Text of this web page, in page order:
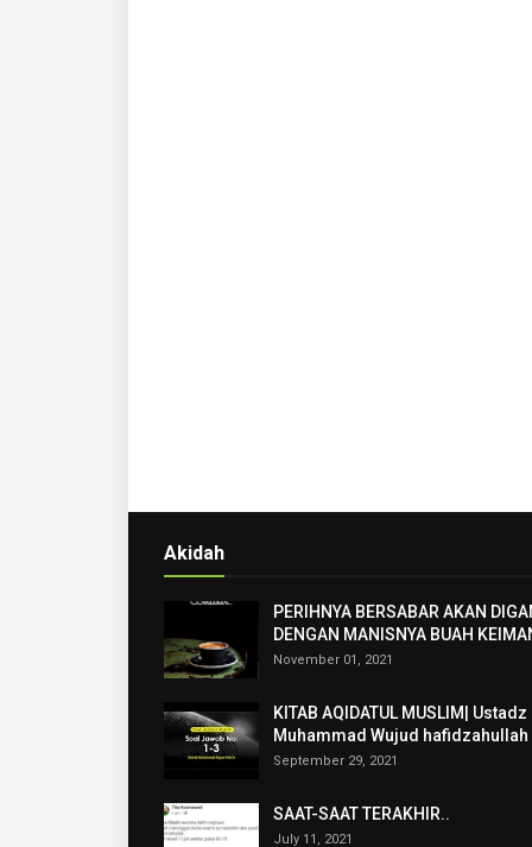
Akidah
PERIHNYA BERSABAR AKAN
DENGAN MANISNYA BUAH
November 01, 2021
KITAB AQIDATUL MUSLIM| Ustadz
Muhammad Wujud hafidzahullah
September 29, 2021
SAAT-SAAT TERAKHIR..
July 11, 2021